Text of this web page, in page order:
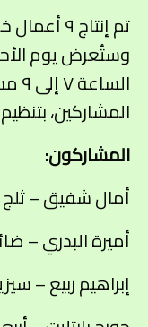
وستُعرض يوم
المشاركين،
المشاركون:
أمال شفيق – ثلج
أميرة البدري –
إبراهيم ربيع –